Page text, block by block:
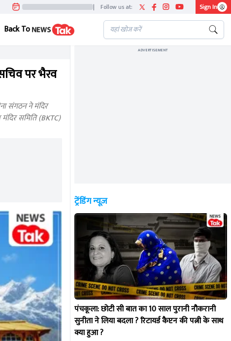
| Follow us at: Sign In
Back To
पर भैरव
संगठन ने मंदिर
समिति (BKTC)
ADVERTISEMENT
ट्रेंडिंग न्यूज़
पंचकूला: छोटी सी बात का 10 साल पुरानी नौकरानी
सुनीता ने लिया बदला ? रिटायर्ड कैप्टन की पत्नी के साथ
क्या हुआ ?